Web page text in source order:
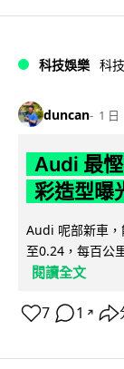
科技娛樂 科
duncan 1 日
Audi 最
彩造型曝
Audi 呢部新車
至0.24，每百公
閱讀全文
7 1 ↗